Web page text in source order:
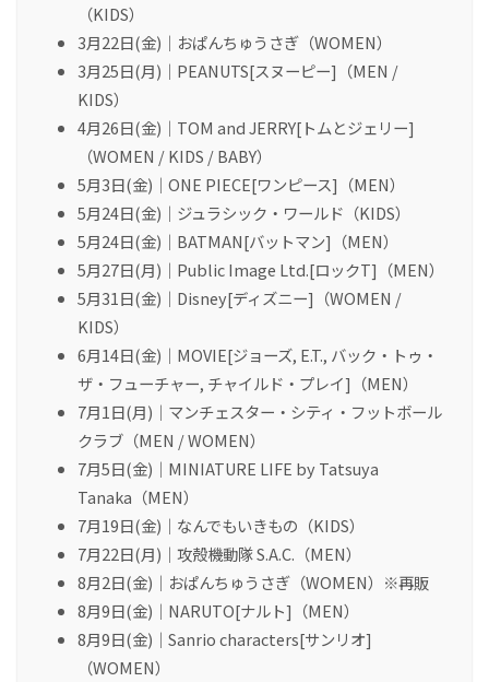
（KIDS）
3月22日(金)｜おぱんちゅうさぎ（WOMEN）
3月25日(月)｜PEANUTS[スヌーピー]（MEN /
KIDS）
4月26日(金)｜TOM and JERRY[トムとジェリー]
（WOMEN / KIDS / BABY）
5月3日(金)｜ONE PIECE[ワンピース]（MEN）
5月24日(金)｜ジュラシック・ワールド（KIDS）
5月24日(金)｜BATMAN[バットマン]（MEN）
5月27日(月)｜Public Image Ltd.[ロックT]（MEN）
5月31日(金)｜Disney[ディズニー]（WOMEN /
KIDS）
6月14日(金)｜MOVIE[ジョーズ, E.T., バック・トゥ・
ザ・フューチャー, チャイルド・プレイ]（MEN）
7月1日(月)｜マンチェスター・シティ・フットボール
クラブ（MEN / WOMEN）
7月5日(金)｜MINIATURE LIFE by Tatsuya
Tanaka（MEN）
7月19日(金)｜なんでもいきもの（KIDS）
7月22日(月)｜攻殻機動隊 S.A.C.（MEN）
8月2日(金)｜おぱんちゅうさぎ（WOMEN）※再販
8月9日(金)｜NARUTO[ナルト]（MEN）
8月9日(金)｜Sanrio characters[サンリオ]
（WOMEN）